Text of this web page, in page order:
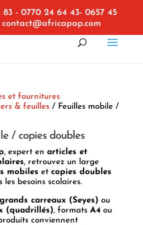
83 - 0770 24 64 43- 0657 45
contact@africapap.com
et fournitures
& feuilles/ Feuilles mobile /
/ copies doubles
, expert en articles et
, retrouvez un large
mobiles et copies doubles
les besoins scolaires.
grands carreaux (Seyes) ou
(quadrillés), formats A4ou
conviennent